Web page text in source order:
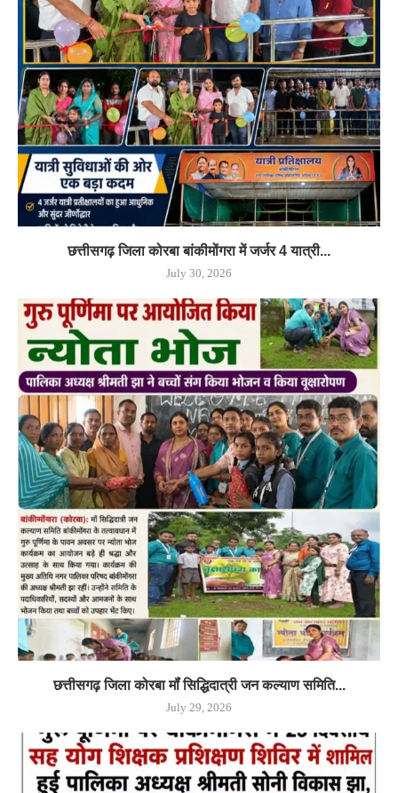
छत्तीसगढ़ जिला कोरबा बांकीमोंगरा में जर्जर 4 यात्री...
July 30, 2026
छत्तीसगढ़ जिला कोरबा मॉं सिद्धिदात्री जन कल्याण समिति...
July 29, 2026